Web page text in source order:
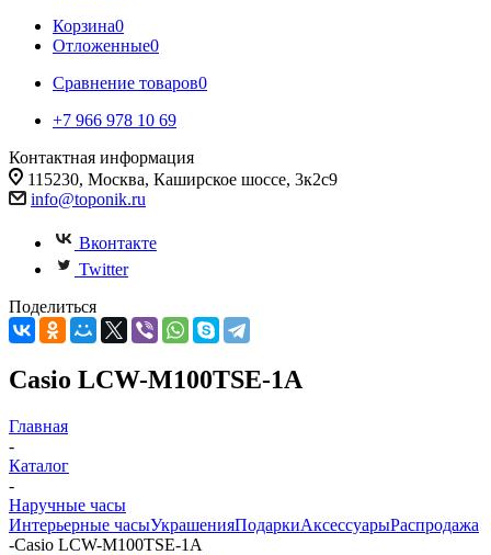
Корзина0
Отложенные0
Сравнение товаров0
+7 966 978 10 69
Контактная информация
115230, Москва, Каширское шоссе, 3к2с9
info@toponik.ru
Вконтакте
Twitter
Поделиться
Casio LCW-M100TSE-1A
Главная
-
Каталог
-
Наручные часы
Интерьерные часыУкрашенияПодаркиАксессуарыРаспродажа
-Casio LCW-M100TSE-1A